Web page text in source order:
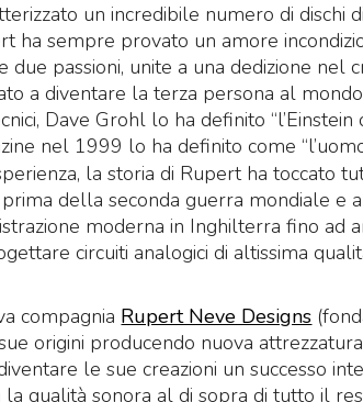
un incredibile numero di dischi
ha sempre provato un amore
due passioni, unite a una dedizione nel
a diventare la terza persona al
Dave Grohl lo ha definito
nel 1999 lo ha definito come
la storia di Rupert ha toccato
della seconda guerra mondiale e
moderna in Inghilterra fino ad
circuiti analogici di altissima
compagnia Rupert Neve Designs
origini producendo nuova
le sue creazioni un successo
qualità sonora al di sopra di tutto il